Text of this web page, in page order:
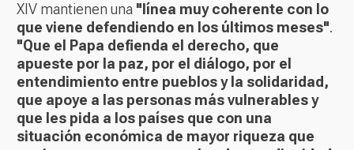
XIV mantienen una "línea muy coherente con lo
que viene defendiendo en los últimos meses".
"Que el Papa defienda el derecho, que
apueste por la paz, por el diálogo, por el
entendimiento entre pueblos y la solidaridad,
que apoye a las personas más vulnerables y
que les pida a los países que con una
situación económica de mayor riqueza que